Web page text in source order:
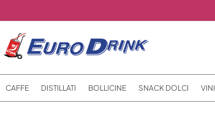
CAFFE DISTILLATI BOLLICINE SNACK DOLCI VINI